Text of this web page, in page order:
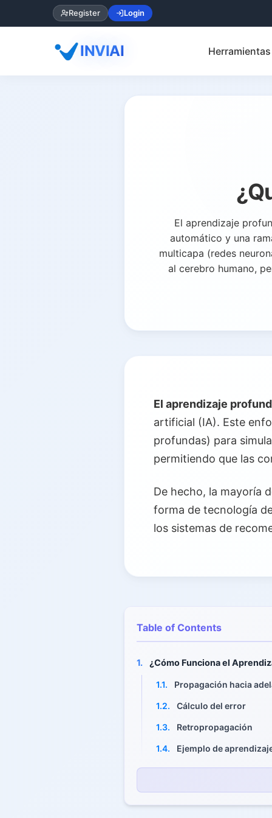
Register Login
INVIAI
El aprendizaje
automático y una
multicapa (redes
al cerebro humano,
El aprendizaje
artificial (IA). Este
profundas) para
permitiendo que las
De hecho, la mayoría
forma de tecnología
los sistemas de
Table of Contents
1. ¿Cómo Funciona el
1.1. Propagación hacia
1.2. Cálculo del error
1.3. Retropropagación
1.4. Ejemplo de
2. Aprendizaje Profundo vs.
2.1. Aprendizaje superficial